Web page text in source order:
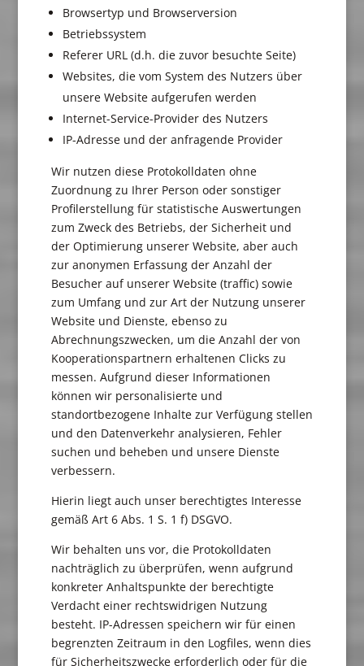
Browsertyp und Browserversion
Betriebssystem
Referer URL (d.h. die zuvor besuchte Seite)
Websites, die vom System des Nutzers über
unsere Website aufgerufen werden
Internet-Service-Provider des Nutzers
IP-Adresse und der anfragende Provider
Wir nutzen diese Protokolldaten ohne
Zuordnung zu Ihrer Person oder sonstiger
Profilerstellung für statistische Auswertungen
zum Zweck des Betriebs, der Sicherheit und
der Optimierung unserer Website, aber auch
zur anonymen Erfassung der Anzahl der
Besucher auf unserer Website (traffic) sowie
zum Umfang und zur Art der Nutzung unserer
Website und Dienste, ebenso zu
Abrechnungszwecken, um die Anzahl der von
Kooperationspartnern erhaltenen Clicks zu
messen. Aufgrund dieser Informationen
können wir personalisierte und
standortbezogene Inhalte zur Verfügung stellen
und den Datenverkehr analysieren, Fehler
suchen und beheben und unsere Dienste
verbessern.
Hierin liegt auch unser berechtigtes Interesse
gemäß Art 6 Abs. 1 S. 1 f) DSGVO.
Wir behalten uns vor, die Protokolldaten
nachträglich zu überprüfen, wenn aufgrund
konkreter Anhaltspunkte der berechtigte
Verdacht einer rechtswidrigen Nutzung
besteht. IP-Adressen speichern wir für einen
begrenzten Zeitraum in den Logfiles, wenn dies
für Sicherheitszwecke erforderlich oder für die